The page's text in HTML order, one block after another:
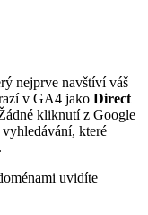
nejprve navštíví váš
v GA4 jako Direct
kliknutí z Google
které
uvidíte